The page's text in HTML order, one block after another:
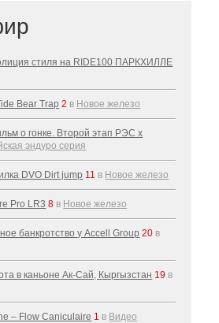
стиля на RIDE100 ПАРКХИЛЛЕ
Bear Trap 2 в Новое железо
о гонке. Второй этап РЭС x
эндуро серия
DVO Dirt jump 11 в Новое железо
Pro LR3 8 в Новое железо
банкротство у Accell Group 20 в
в каньоне Ак-Cай, Кыргызстан 19 в
– Flow Caniculaire 1 в Видео